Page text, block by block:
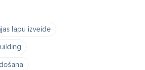
lapu izveide